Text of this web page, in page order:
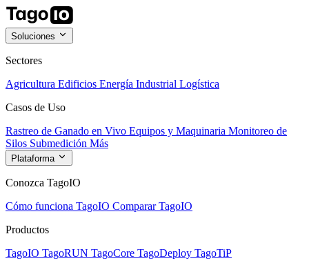
Soluciones
Sectores
Agricultura Edificios Energía Industrial Logística
Casos de Uso
Rastreo de Ganado en Vivo Equipos y Maquinaria Monitoreo de
Silos Submedición Más
Plataforma
Conozca TagoIO
Cómo funciona TagoIO Comparar TagoIO
Productos
TagoIO TagoRUN TagoCore TagoDeploy TagoTiP